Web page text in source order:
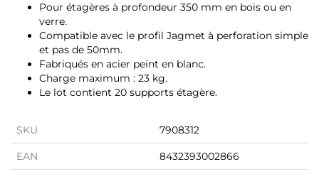
Pour étagères à profondeur 350 mm en bois ou en
verre.
Compatible avec le profil Jagmet à perforation simple
et pas de 50mm.
Fabriqués en acier peint en blanc.
Charge maximum : 23 kg.
Le lot contient 20 supports étagère.
SKU 7908312
EAN 8432393002866